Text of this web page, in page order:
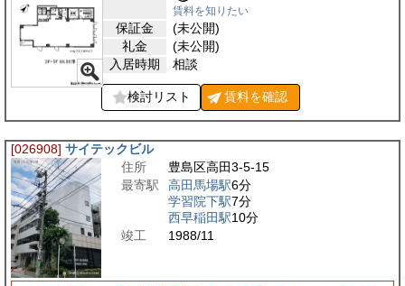
賃料を知りたい
保証金
(未公開)
礼金
(未公開)
入居時期
相談
検討リスト 賃料を確認
[026908] サイテックビル
住所
豊島区高田3-5-15
最寄駅
高田馬場駅6分
学習院下駅7分
西早稲田駅10分
竣工
1988/11